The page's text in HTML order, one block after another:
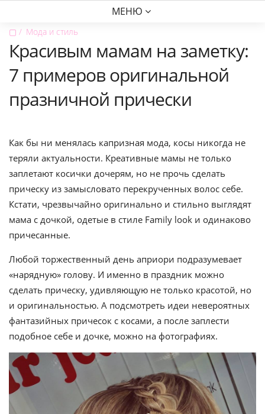
МЕНЮ
▢ Мода и стиль
Красивым мамам на заметку:
7 примеров оригинальной
празничной прически
Как бы ни менялась капризная мода, косы никогда не
теряли актуальности. Креативные мамы не только
заплетают косички дочерям, но не прочь сделать
прическу из замысловато перекрученных волос себе.
Кстати, чрезвычайно оригинально и стильно выглядят
мама с дочкой, одетые в стиле Family look и одинаково
причесанные.
Любой торжественный день априори подразумевает
«нарядную» голову. И именно в праздник можно
сделать прическу, удивляющую не только красотой, но
и оригинальностью. А подсмотреть идеи невероятных
фантазийных причесок с косами, а после заплести
подобное себе и дочке, можно на фотографиях.